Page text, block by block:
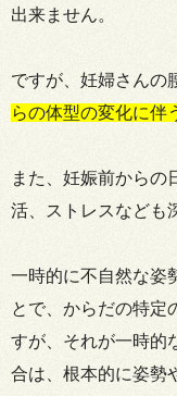
出来ません。
ですが、妊婦さんの
らの体型の変化に伴
また、妊娠前からの
活、ストレスなども
一時的に不自然な姿
とで、からだの特定
すが、それが一時的
合は、根本的に姿勢